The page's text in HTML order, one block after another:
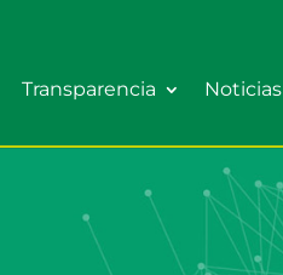
Transparencia Noticias